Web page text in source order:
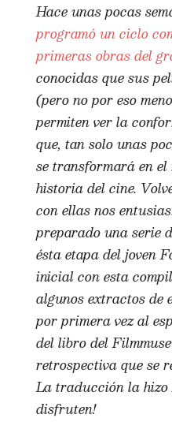
Hace unas pocas
programó un ciclo
primeras obras del
conocidas que sus
(pero no por eso
permiten ver la
que, tan solo unas
se transformará en
historia del cine.
con ellas nos
preparado una serie
ésta etapa del joven
inicial con esta
algunos extractos
por primera vez al
del libro del
retrospectiva que se
La traducción la hizo
disfruten!